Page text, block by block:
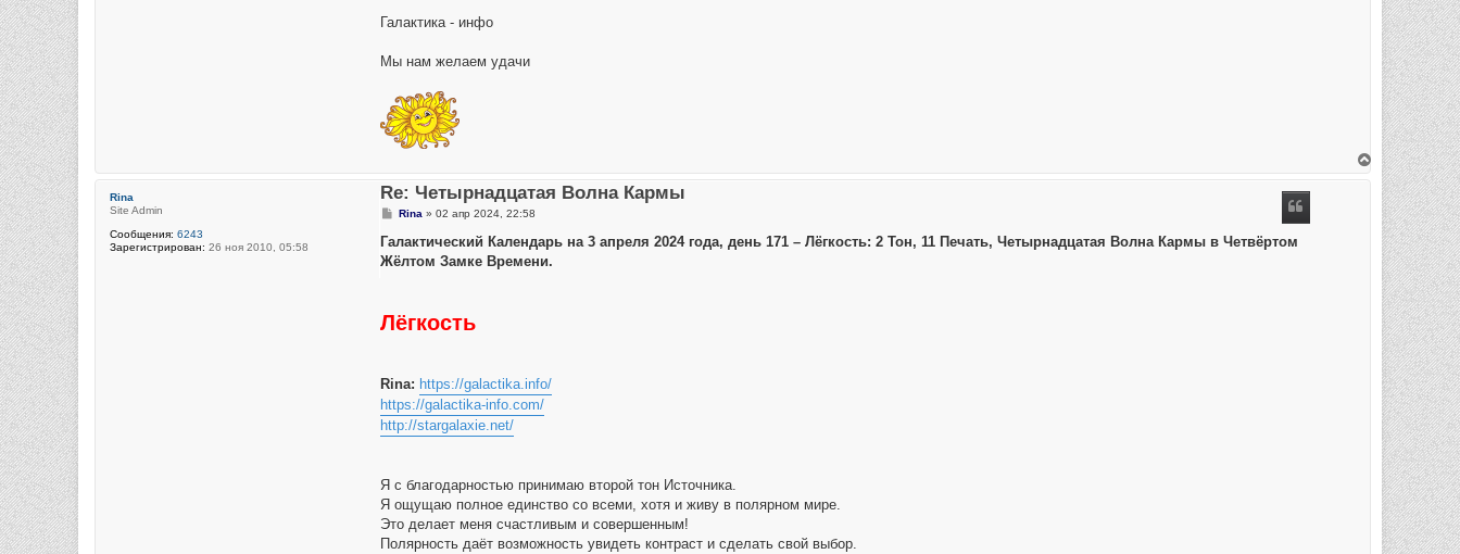
Галактика - инфо
Мы нам желаем удачи
В
Rina
Site Admin
Сообщения: 6243
Зарегистрирован: 26 ноя 2010, 05:58
Re: Четырнадцатая Волна Кармы
С
о
щ
е
Rina » 02 апр 2024, 22:58
Галактический Календарь на 3 апреля 2024 года, день 171 – Лёгкость: 2 Тон, 11 Печать, Четырнадцатая Волна Кармы в Четвёртом
Жёлтом Замке Времени.
Лёгкость
Rina: https://galactika.info/
https://galactika-info.com/
http://stargalaxie.net/
Я с благодарностью принимаю второй тон Источника.
Я ощущаю полное единство со всеми, хотя и живу в полярном мире.
Это делает меня счастливым и совершенным!
Полярность даёт возможность увидеть контраст и сделать свой выбор.